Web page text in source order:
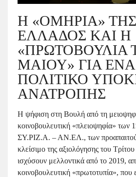
Η «ΟΜΗΡΙΑ» ΤΗΣ
ΕΛΛΑΔΟΣ ΚΑΙ Η
«ΠΡΩΤΟΒΟΥΛΙΑ
ΜΑΙΟΥ» ΓΙΑ
ΠΟΛΙΤΙΚΟ
ΑΝΑΤΡΟΠΗΣ
Η ψήφιση στη Βουλή από τη
κοινοβουλευτική «πλειοψηφία» των
ΣΥ.ΡΙΖ.Α. – ΑΝ.ΕΛ., των
κλείσιμο της αξιολόγησης του
ισχύσουν μελλοντικά από το 2019,
κοινοβουλευτική «πρωτοτυπία», που